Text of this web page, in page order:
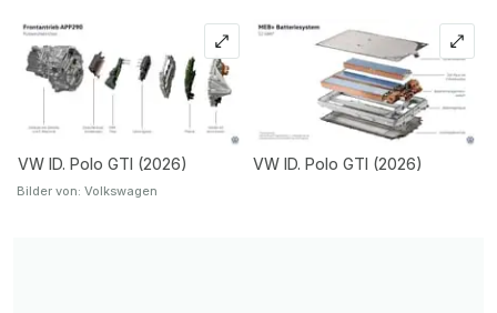
VW ID. Polo GTI (2026) VW ID. Polo GTI (2026)
Bilder von: Volkswagen